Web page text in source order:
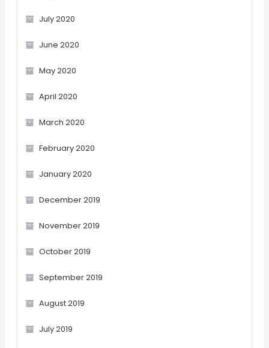
July 2020
June 2020
May 2020
April 2020
March 2020
February 2020
January 2020
December 2019
November 2019
October 2019
September 2019
August 2019
July 2019